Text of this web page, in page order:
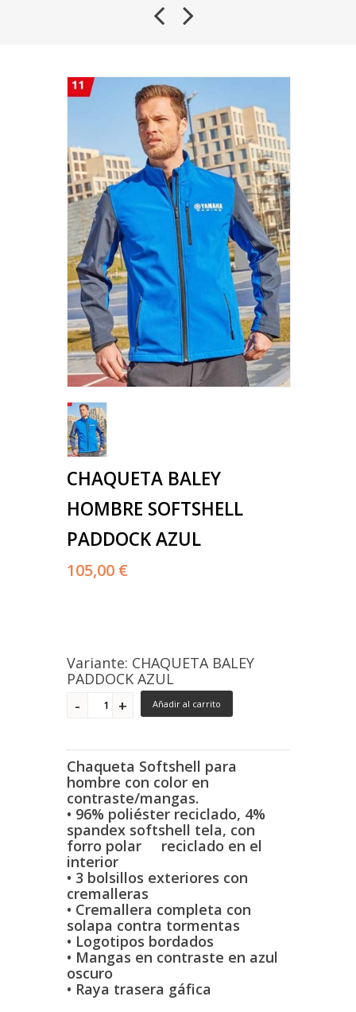
CHAQUETA BALEY
HOMBRE SOFTSHELL
PADDOCK AZUL
105,00 €
Variante: CHAQUETA BALEY
PADDOCK AZUL
Añadir al carrito
Chaqueta Softshell para
hombre con color en
contraste/mangas.
• 96% poliéster reciclado, 4%
spandex softshell tela, con
forro polar reciclado en el
interior
• 3 bolsillos exteriores con
cremalleras
• Cremallera completa con
solapa contra tormentas
• Logotipos bordados
• Mangas en contraste en azul
oscuro
• Raya trasera gáfica